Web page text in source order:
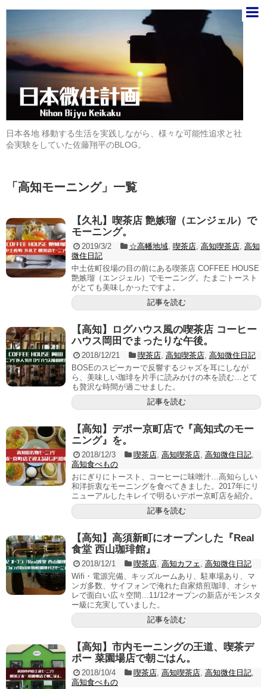
日本各地 移動する生活を実践しながら、様々な可能性追求と社
会実験をしていた佐藤翔平のBLOG。
「 高知モーニング」 一覧
【久礼】喫茶店 艶嫉瑠（エンジェル）で
モーニング。
2019/3/2 ☆高幡地域, 喫茶店, 高知喫茶店, 高知
微住日記
中土佐町役場の目の前にある喫茶店 COFFEE HOUSE
艶嫉瑠（エンジェル）でモーニング。たまごトースト
がとても美味しかったですよ。
記事を読む
【高知】ログハウス風の喫茶店 コーヒー
ハウス岡田でまったりな午後。
2018/12/21 喫茶店, 高知喫茶店, 高知微住日記
BOSEのスピーカーで反響するジャズを耳にしなが
ら、美味しい珈琲を片手に読みかけの本を読む…とて
も贅沢な時間が過ごせました。
記事を読む
【高知】デポー京町店で『高知式のモー
ニング』を。
2018/12/3 喫茶店, 高知喫茶店, 高知微住日記,
高知食べもの
おにぎりにトースト、コーヒーに味噌汁…高知らしい
和洋折衷なモーニングを食べてきました。2017年にリ
ニューアルしたキレイで明るいデポー京町店を紹介。
記事を読む
【高知】高須新町にオープンした『Real
食堂 西山珈琲館』
2018/12/1 喫茶店, 高知カフェ
高知微住日記
Wifi・電源完備、キッズルームあり、駐車場あり、マ
ンガ多数、サイフォンで淹れた自家焙煎珈琲、オシャ
レで面白い広々空間…11/12オープンの新店がモンスタ
ー級に充実していました。
記事を読む
【高知】市内モーニングの王道、喫茶デ
ポー 菜園場店で朝ごはん。
2018/10/4 喫茶店, 高知喫茶店, 高知微住日記,
高知食べもの